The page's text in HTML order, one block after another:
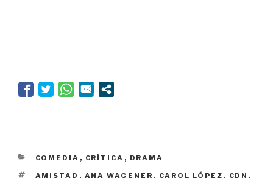
CATEGORÍAS
COMEDIA , CRÍTICA , DRAMA
ETIQUETAS
AMISTAD , ANA WAGENER , CAROL LÓPEZ , CDN ,